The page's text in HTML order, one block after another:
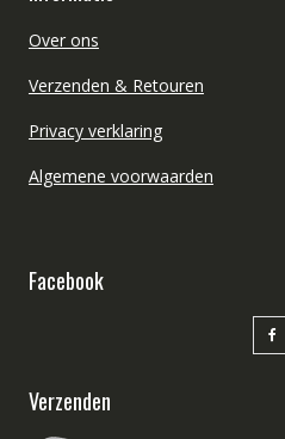
Over ons
Verzenden & Retouren
Privacy verklaring
Algemene voorwaarden
Facebook
Verzenden